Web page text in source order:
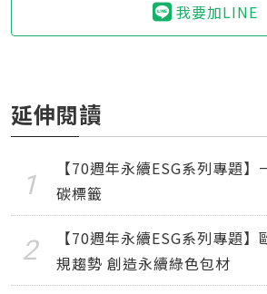
我要加LINE
延伸閱讀
【70週年永續ESG系列專題
碳標籤
【70週年永續ESG系列專題
規趨勢 創造永續綠色包材